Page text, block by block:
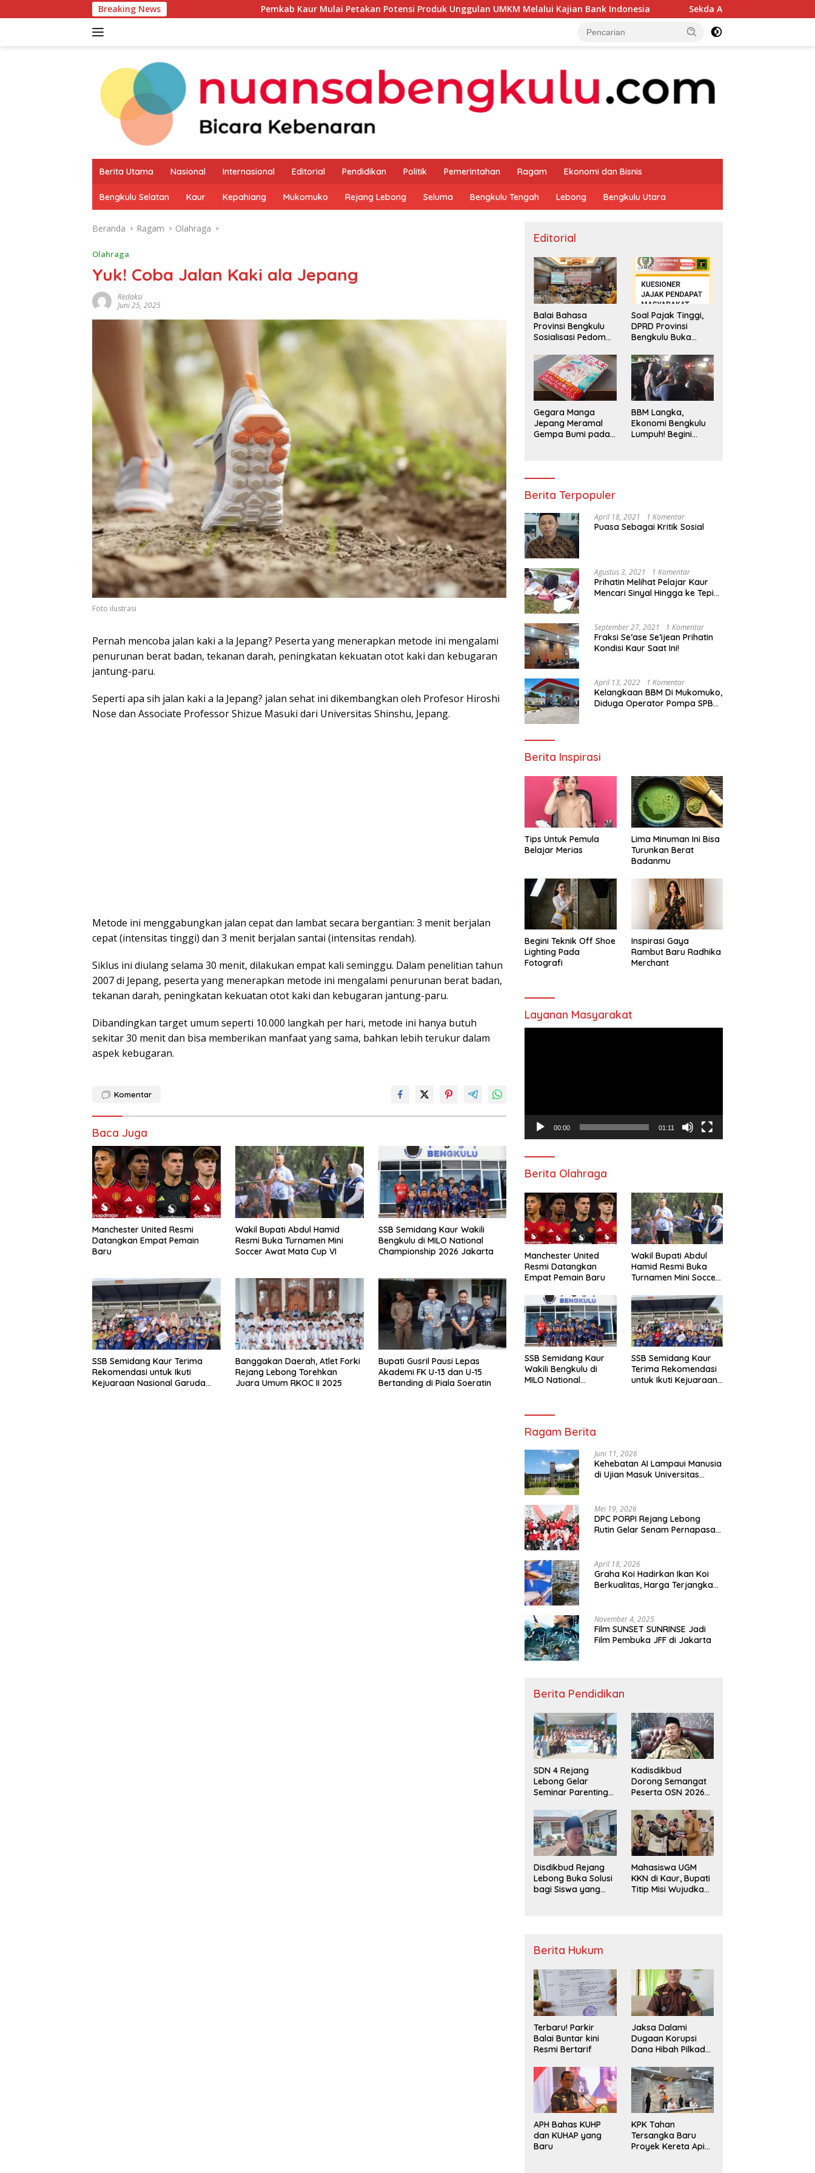
ke
Breaking News Pemkab Kaur Mulai Petakan Potensi Produk Unggulan UMKM Melalui Kajian Bank Indonesia Sekda Apresiasi Inspektorat Provinsi Bengkulu
Berita Utama Nasional Internasional Editorial Pendidikan Politik Pemerintahan Ragam Ekonomi dan Bisnis
Bengkulu Selatan Kaur Kepahiang Mukomuko Rejang Lebong Seluma Bengkulu Tengah Lebong Bengkulu Utara
Beranda Ragam Olahraga
Olahraga
Yuk! Coba Jalan Kaki ala Jepang
Redaksi
Juni 25, 2025
Foto ilustrasi
Pernah mencoba jalan kaki a la Jepang? Peserta yang menerapkan metode ini mengalami
penurunan berat badan, tekanan darah, peningkatan kekuatan otot kaki dan kebugaran
jantung-paru.
Seperti apa sih jalan kaki a la Jepang? jalan sehat ini dikembangkan oleh Profesor Hiroshi
Nose dan Associate Professor Shizue Masuki dari Universitas Shinshu, Jepang.
Metode ini menggabungkan jalan cepat dan lambat secara bergantian: 3 menit berjalan
cepat (intensitas tinggi) dan 3 menit berjalan santai (intensitas rendah).
Siklus ini diulang selama 30 menit, dilakukan empat kali seminggu. Dalam penelitian tahun
2007 di Jepang, peserta yang menerapkan metode ini mengalami penurunan berat badan,
tekanan darah, peningkatan kekuatan otot kaki dan kebugaran jantung-paru.
Dibandingkan target umum seperti 10.000 langkah per hari, metode ini hanya butuh
sekitar 30 menit dan bisa memberikan manfaat yang sama, bahkan lebih terukur dalam
aspek kebugaran.
Komentar
Baca Juga
Manchester United Resmi
Datangkan Empat Pemain
Baru
Wakil Bupati Abdul Hamid
Resmi Buka Turnamen Mini
Soccer Awat Mata Cup VI
SSB Semidang Kaur Wakili
Bengkulu di MILO National
Championship 2026 Jakarta
SSB Semidang Kaur Terima
Rekomendasi untuk Ikuti
Kejuaraan Nasional Garuda
Banggakan Daerah, Atlet Forki
Rejang Lebong Torehkan
Juara Umum RKOC II 2025
Bupati Gusril Pausi Lepas
Akademi FK U-13 dan U-15
Bertanding di Piala Soeratin
Editorial
Balai Bahasa
Provinsi Bengkulu
Sosialisasi Pedoman
Penggunaan
Bahasa Indonesia
Soal Pajak Tinggi,
DPRD Provinsi
Bengkulu Buka
Pengaduan
Masyarakat
Gegara Manga
Jepang Meramal
Gempa Bumi pada
BBM Langka,
Ekonomi Bengkulu
Lumpuh! Begini
Berita Terpopuler
April 18, 2021 1 Komentar
Puasa Sebagai Kritik Sosial
Agustus 3, 2021 1 Komentar
Prihatin Melihat Pelajar Kaur
Mencari Sinyal Hingga ke Tepi
Segera Bertindak
September 27, 2021 1 Komentar
Fraksi Se’ase Se’ijean Prihatin
Kondisi Kaur Saat Ini!
April 13, 2022 1 Komentar
Kelangkaan BBM Di Mukomuko,
Diduga Operator Pompa SPBU
Berita Inspirasi
Tips Untuk Pemula
Belajar Merias
Lima Minuman Ini Bisa
Turunkan Berat
Badanmu
Begini Teknik Off Shoe
Lighting Pada
Fotografi
Inspirasi Gaya
Rambut Baru Radhika
Merchant
Layanan Masyarakat
00:00 01:11
Berita Olahraga
Manchester United
Resmi Datangkan
Empat Pemain Baru
Wakil Bupati Abdul
Hamid Resmi Buka
Turnamen Mini Soccer
SSB Semidang Kaur
Wakili Bengkulu di
MILO National
SSB Semidang Kaur
Terima Rekomendasi
untuk Ikuti Kejuaraan
Ragam Berita
Juni 11, 2026
Kehebatan AI Lampaui Manusia
di Ujian Masuk Universitas
Mei 19, 2026
DPC PORPI Rejang Lebong
Rutin Gelar Senam Pernapasan
April 18, 2026
Graha Koi Hadirkan Ikan Koi
Berkualitas, Harga Terjangkau
November 4, 2025
Film SUNSET SUNRINSE Jadi
Film Pembuka JFF di Jakarta
Berita Pendidikan
SDN 4 Rejang
Lebong Gelar
Seminar Parenting
Bullying,
Kadisdikbud: Patut
Jadi Contoh
Kadisdikbud
Dorong Semangat
Peserta OSN 2026
Disdikbud Rejang
Lebong Buka Solusi
bagi Siswa yang
Mahasiswa UGM
KKN di Kaur, Bupati
Titip Misi Wujudkan
Berita Hukum
Terbaru! Parkir
Balai Buntar kini
Resmi Bertarif
Jaksa Dalami
Dugaan Korupsi
Dana Hibah Pilkada
Kaur
APH Bahas KUHP
dan KUHAP yang
Baru
KPK Tahan
Tersangka Baru
Proyek Kereta Api